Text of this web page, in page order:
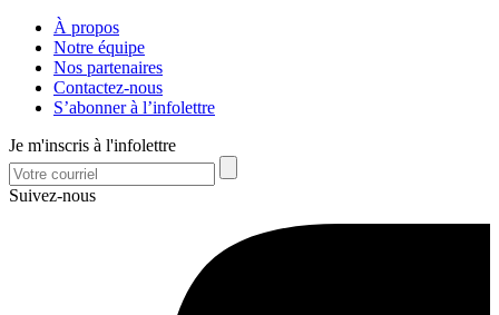
À propos
Notre équipe
Nos partenaires
Contactez-nous
S’abonner à l’infolettre
Je m'inscris à l'infolettre
Suivez-nous